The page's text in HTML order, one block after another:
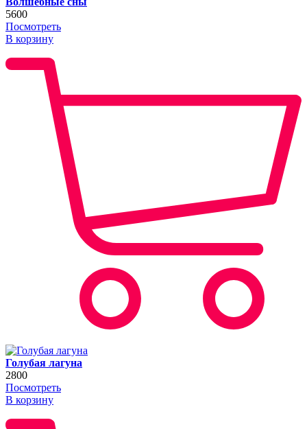
5600
Посмотреть
В корзину
Голубая лагуна
2800
Посмотреть
В корзину